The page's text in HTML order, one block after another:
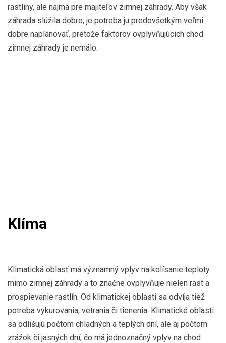
rastliny, ale najmä pre majiteľov zimnej záhrady. Aby však
záhrada slúžila dobre, je potreba ju predovšetkým veľmi
dobre naplánovať, pretože faktorov ovplyvňujúcich chod
zimnej záhrady je nemálo.
Klíma
Klimatická oblasť má významný vplyv na kolísanie teploty
mimo zimnej záhrady a to značne ovplyvňuje nielen rast a
prospievanie rastlín. Od klimatickej oblasti sa odvíja tiež
potreba vykurovania, vetrania či tienenia. Klimatické oblasti
sa odlišujú počtom chladných a teplých dní, ale aj počtom
zrážok či jasných dní, čo má jednoznačný vplyv na chod